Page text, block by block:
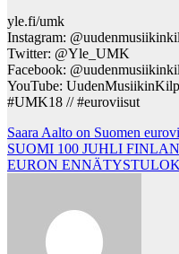
yle.fi/umk
Instagram:
Twitter: @Yle_UMK
Facebook:
YouTube:
#UMK18 // #euroviisut
Post
navigation
Saara Aalto on Suomen
SUOMI 100 JUHLI
EURON